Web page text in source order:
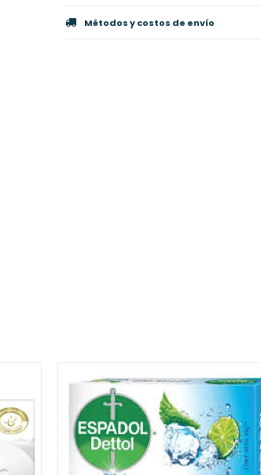
Métodos y costos de envío